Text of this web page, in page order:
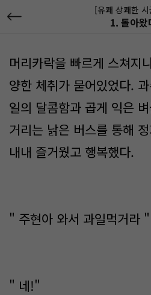
[유쾌 상쾌한
1. 돌아왔
머리카락을 빠르게 스쳐지
양한 체취가 묻어있었다.
일의 달콤함과 곱게 익은
거리는 낡은 버스를 통해
내내 즐거웠고 행복했다.
" 주현아 와서 과일먹거라 "
" 네!"